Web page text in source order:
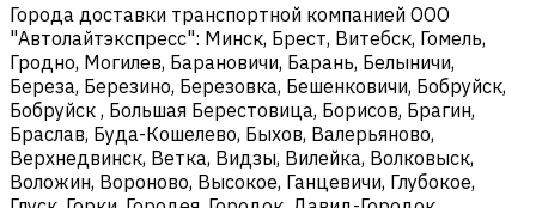
Города доставки транспортной компанией ООО
"Автолайтэкспресс": Минск, Брест, Витебск, Гомель,
Гродно, Могилев, Барановичи, Барань, Белыничи,
Береза, Березино, Березовка, Бешенковичи, Бобруйск,
Бобруйск , Большая Берестовица, Борисов, Брагин,
Браслав, Буда-Кошелево, Быхов, Валерьяново,
Верхнедвинск, Ветка, Видзы, Вилейка, Волковыск,
Воложин, Вороново, Высокое, Ганцевичи, Глубокое,